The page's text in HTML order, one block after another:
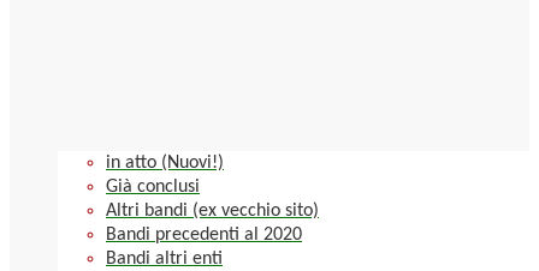
in atto (Nuovi!)
Già conclusi
Altri bandi (ex vecchio sito)
Bandi precedenti al 2020
Bandi altri enti